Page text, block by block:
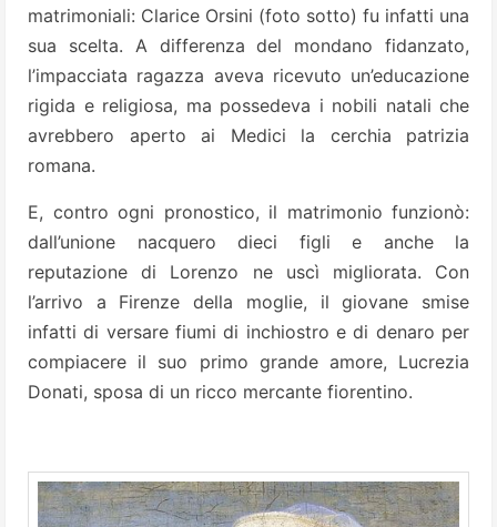
matrimoniali: Clarice Orsini (foto sotto) fu infatti una
sua scelta. A differenza del mondano fidanzato,
l’impacciata ragazza aveva ricevuto un’educazione
rigida e religiosa, ma possedeva i nobili natali che
avrebbero aperto ai Medici la cerchia patrizia
romana.
E, contro ogni pronostico, il matrimonio funzionò:
dall’unione nacquero dieci figli e anche la
reputazione di Lorenzo ne uscì migliorata. Con
l’arrivo a Firenze della moglie, il giovane smise
infatti di versare fiumi di inchiostro e di denaro per
compiacere il suo primo grande amore, Lucrezia
Donati, sposa di un ricco mercante fiorentino.